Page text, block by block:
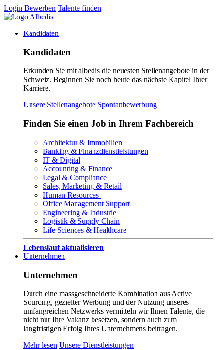
Login Bewerben Talente finden
Kandidaten
Kandidaten
Erkunden Sie mit albedis die neuesten Stellenangebote in der
Schweiz. Beginnen Sie noch heute das nächste Kapitel Ihrer
Karriere.
Unsere Stellenangebote Spontanbewerbung
Finden Sie einen Job in Ihrem Fachbereich
Architektur & Immobilien
Banking & Finanzdienstleistungen
IT & Digital
Accounting & Finance
Legal & Compliance
Sales, Marketing & Retail
Human Resources
Office Management Support
Engineering & Industrie
Logistik & Supply Chain
Life Sciences & Healthcare
Lebenslauf aktualisieren
Unternehmen
Unternehmen
Durch eine massgeschneiderte Kombination aus Active
Sourcing, gezielter Werbung und der Nutzung unseres
umfangreichen Netzwerks vermitteln wir Ihnen Talente, die
nicht nur Ihre Vakanz besetzen, sondern auch zum
langfristigen Erfolg Ihres Unternehmens beitragen.
Mehr lesen Unsere Dienstleistungen